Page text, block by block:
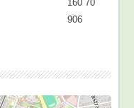
160 70
906